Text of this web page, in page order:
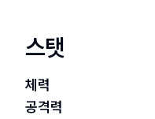
스탯
체력
공격력